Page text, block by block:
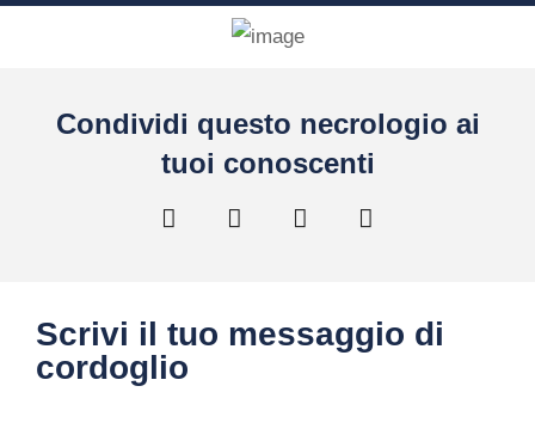
Condividi questo necrologio ai
tuoi conoscenti
Scrivi il tuo messaggio di
cordoglio